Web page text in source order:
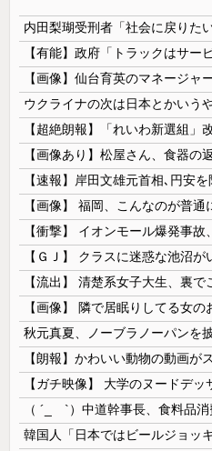
内田梨瑚受刑者「社会に戻りたい